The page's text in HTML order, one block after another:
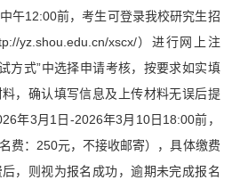
午12:00前，考生可登录我校研究生招
yz.shou.edu.cn/xscx/）进行网上注
方式”中选择申请考核，按要求如实填
，确认填写信息及上传材料无误后提
年3月1日-2026年3月10日18:00前，
费：250元，不接收邮寄），具体缴费
，则视为报名成功，逾期未完成报名